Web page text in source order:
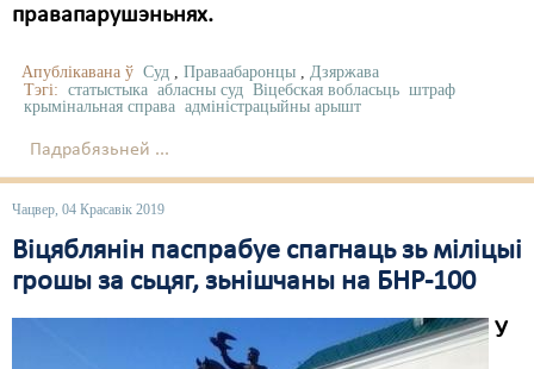
правапарушэньнях.
Апублікавана ў Суд , Праваабаронцы , Дзяржава
Тэгі: статыстыка абласны суд Віцебская вобласьць штраф
крымінальная справа адміністрацыйны арышт
Падрабязьней ...
Чацвер, 04 Красавік 2019
Віцяблянін паспрабуе спагнаць зь міліцыі
грошы за сьцяг, зьнішчаны на БНР-100
У
Палітвязьні
Праваабаронцы
Распальваньне варожасьці
Рознае